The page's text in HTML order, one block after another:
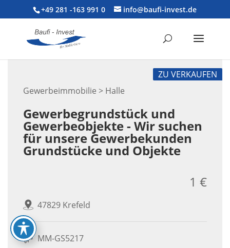
+49 281 -163 991 0 info@baufi-invest.de
Gewerbeimmobilie > Halle
ZU VERKAUFEN
Gewerbegrundstück und
Gewerbeobjekte - Wir suchen
für unsere Gewerbekunden
Grundstücke und Objekte
47829 Krefeld
1 €
MM-GS5217